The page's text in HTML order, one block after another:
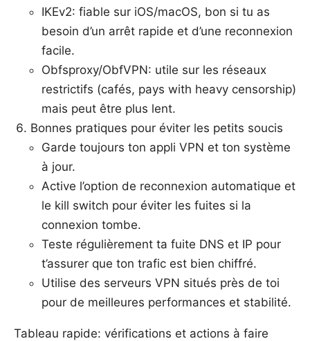
IKEv2: fiable sur iOS/macOS, bon si tu as
besoin d’un arrêt rapide et d’une reconnexion
facile.
Obfsproxy/ObfVPN: utile sur les réseaux
restrictifs (cafés, pays with heavy censorship)
mais peut être plus lent.
Bonnes pratiques pour éviter les petits soucis
Garde toujours ton appli VPN et ton système
à jour.
Active l’option de reconnexion automatique et
le kill switch pour éviter les fuites si la
connexion tombe.
Teste régulièrement ta fuite DNS et IP pour
t’assurer que ton trafic est bien chiffré.
Utilise des serveurs VPN situés près de toi
pour de meilleures performances et stabilité.
Tableau rapide: vérifications et actions à faire